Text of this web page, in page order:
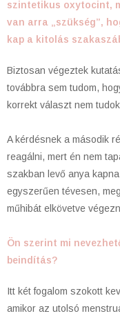
szintetikus oxytocint,
van arra „szükség”,
kap a kitolás
Biztosan végeztek
továbbra sem tudom,
korrekt választ nem
A kérdésnek a második
reagálni, mert én nem
szakban levő anya
egyszerűen tévesen,
műhibát elkövetve
Ön szerint mi
beindítás?
Itt két fogalom szokott
amikor az utolsó